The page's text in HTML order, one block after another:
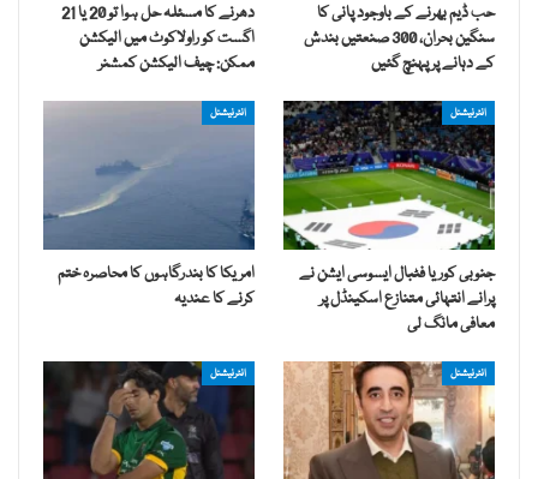
حب ڈیم بھرنے کے باوجود پانی کا
سنگین بحران، 300 صنعتیں بندش
کے دہانے پر پہنچ گئیں
دھرنے کا مسئلہ حل ہوا تو 20 یا 21
اگست کو راولاکوٹ میں الیکشن
ممکن: چیف الیکشن کمشنر
انٹرنیشنل
جنوبی کوریا فٹبال ایسوسی ایشن نے
پرانے انتہائی متنازع اسکینڈل پر
معافی مانگ لی
انٹرنیشنل
امریکا کا بندرگاہوں کا محاصرہ ختم
کرنے کا عندیہ
انٹرنیشنل انٹرنیشنل